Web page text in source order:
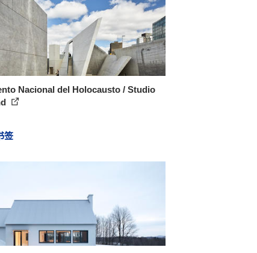
Nacional del Holocausto / Studio
签